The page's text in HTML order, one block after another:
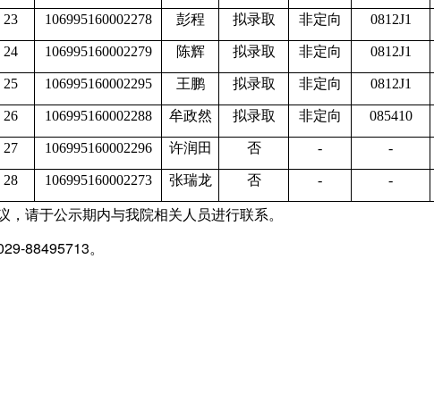
23 106995160002278 彭程 拟录取 非定向 0812J1
24 106995160002279 陈辉 拟录取 非定向 0812J1
25 106995160002295 王鹏 拟录取 非定向 0812J1
26 106995160002288 牟政然 拟录取 非定向 085410
27 106995160002296 许润田 否 - -
28 106995160002273 张瑞龙 否 - -
，请于公示期内与我院相关人员进行联系。
88495713。